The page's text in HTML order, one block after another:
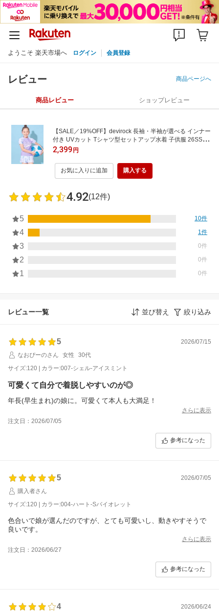
ようこそ 楽天市場へ ログイン 会員登録
レビュー 商品ページへ
商品レビュー ショップレビュー
【SALE／19%OFF】devirock 長袖・半袖が選べる インナー
付き UVカット Tシャツ型セットアップ水着 子供服 26SS デ
ビロック 水着・スイムグッズ 水着 ブルー
2,399円
お気に入りに追加 購入する
4.92(12件)
5 10件
4 1件
3 0件
2 0件
1 0件
レビュー一覧 並び替え 絞り込み
5
2026/07/15
なおぴーのさん
女性
30代
サイズ:120 | カラー:007-シェル-アイスミント
可愛くて自分で着脱しやすいのが◎
年長(早生まれ)の娘に。可愛くて本人も大満足！
さらに表示
注文日：2026/07/05
参考になった
5
2026/07/05
購入者さん
サイズ:120 | カラー:004-ハート-Sバイオレット
色合いで娘が選んだのですが、とても可愛いし、動きやすそうで
良いです。
さらに表示
注文日：2026/06/27
参考になった
4
2026/06/24